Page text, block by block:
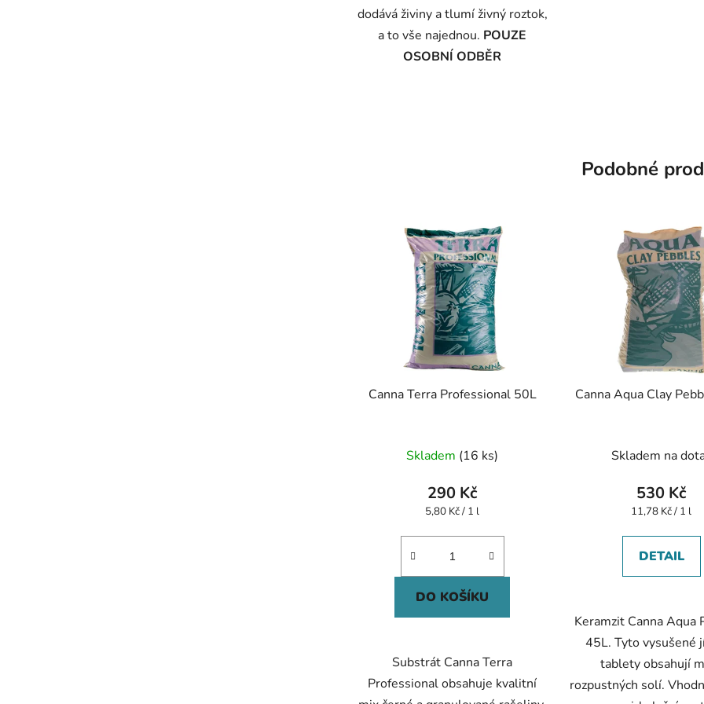
dodává živiny a tlumí živný roztok,
a to vše najednou. POUZE
OSOBNÍ ODBĚR
Podobné
Canna Terra Professional 50L
Skladem (16 ks)
290 Kč
Měrná
5,80 Kč / 1 l
DO KOŠÍKU
Substrát Canna Terra
Professional obsahuje kvalitní
Canna Aqua Clay
Skladem na
530 Kč
Měrná
11,78 Kč / 1 l
DETAIL
Keramzit Canna Aqua
45L. Tyto vysušené
tablety obsahují
rozpustných solí.